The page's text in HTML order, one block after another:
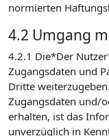
normierten
4.2 Umgang
4.2.1 Die*Der
Zugangsdaten und
Dritte
Zugangsdaten und/
erhalten, ist das
unverzüglich in